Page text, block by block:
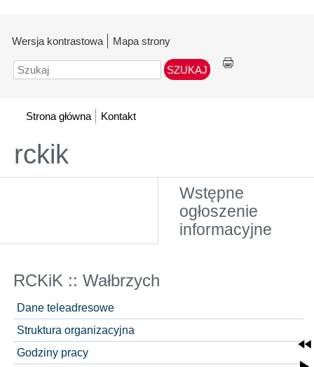
Wersja kontrastowa Mapa strony
Szukaj
Strona główna Kontakt
rckik
Wstępne
ogłoszenie
informacyjne
RCKiK :: Wałbrzych
Dane teleadresowe
Struktura organizacyjna
Godziny pracy